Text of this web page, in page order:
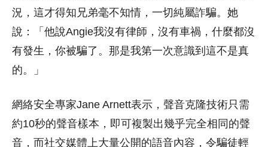
況，這才得知兄弟毫不知情，一切純屬詐騙。她
說：「他說Angie我沒有律師，沒有車禍，什麼都沒
有發生，你被騙了。那是我第一次意識到這不是真
的。」
網絡安全專家Jane Arnett表示，聲音克隆技術只需
約10秒的聲音樣本，即可複製出幾乎完全相同的聲
音，而社交媒體上大量公開的語音內容，令騙徒輕